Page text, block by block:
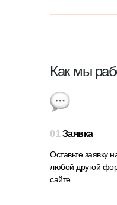
Как мы
01 Заявка
Оставьте заявку
любой другой
сайте.